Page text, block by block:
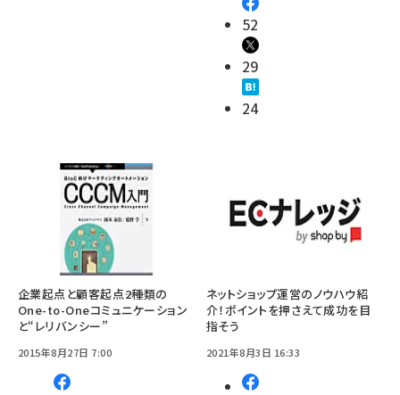
52
29
24
企業起点と顧客起点――2種類の
One-to-Oneコミュニケーション
と“レリバンシー”
2015年8月27日 7:00
ネットショップ運営のノウハウ紹
介！ポイントを押さえて成功を目
指そう
2021年8月3日 16:33